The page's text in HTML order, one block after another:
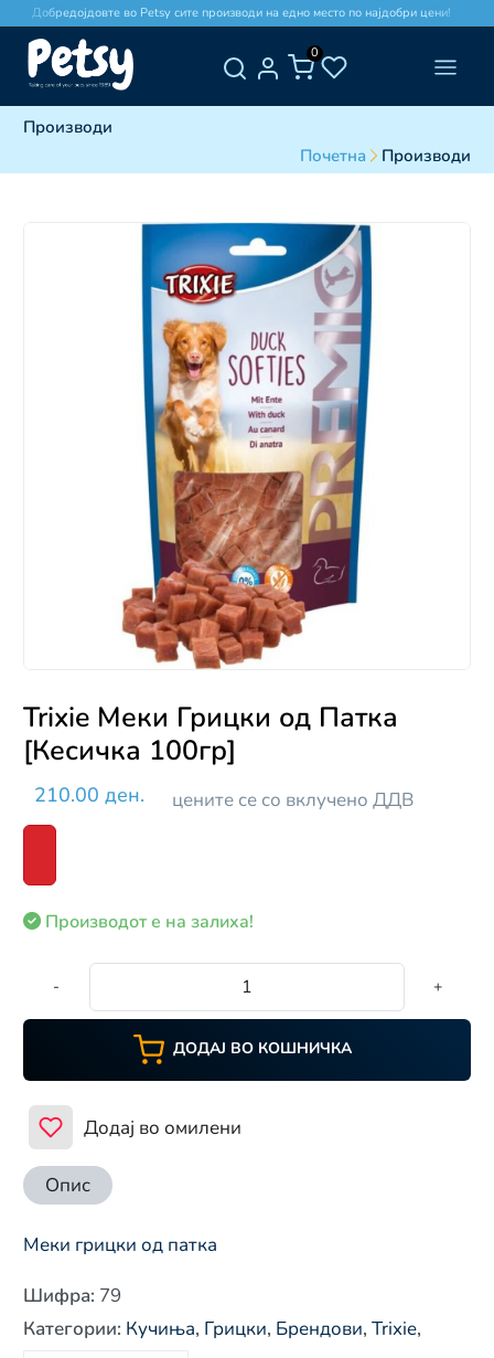
Добредојдовте во Petsy сите производи на едно место по најдобри цени!
0
Производи
Почетна
Производи
Trixie Меки Грицки од Патка
[Кесичка 100гр]
210.00 ден. цените се со вклучено ДДВ
Производот е на залиха!
- +
ДОДАЈ ВО КОШНИЧКА
Додај во омилени
Опис
Меки грицки од патка
Шифра: 79
Категории: Кучиња, Грицки, Брендови, Trixie,